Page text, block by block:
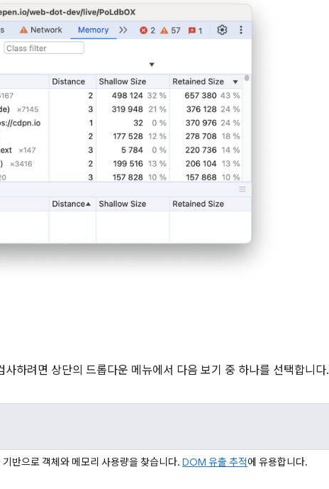
하려면 상단의 드롭다운 메뉴에서 다음 보기 중 하나를 선택합니다.
반으로 객체와 메모리 사용량을 찾습니다. DOM 유출 추적에 유용합니다.